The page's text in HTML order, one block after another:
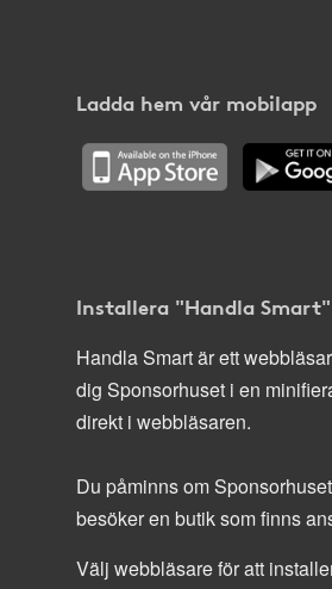
Ladda hem vår mobilapp
Installera "Handla Smart"
Handla Smart är ett
dig Sponsorhuset i en
direkt i webbläsaren.
Du påminns om
besöker en butik som finns
Välj webbläsare för att